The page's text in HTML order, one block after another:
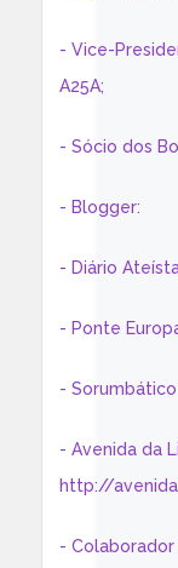
- Vice-
A25A;
- Sócio dos
- Blogger:
- Diário
- Ponte
-
- Avenida da
http://
- Colaborador